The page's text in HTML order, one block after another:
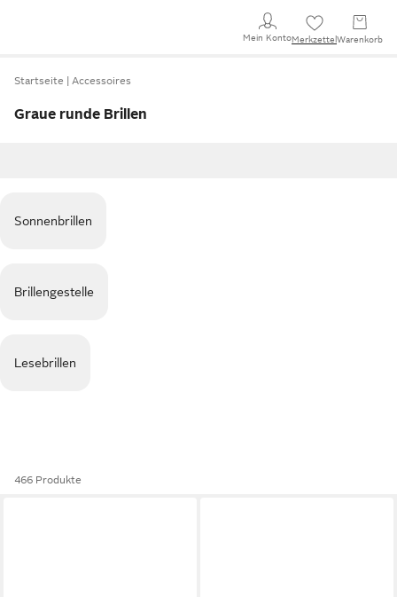
Mein KontoMerkzettel Warenkorb
Startseite Accessoires
Graue runde Brillen
Sonnenbrillen
Brillengestelle
Lesebrillen
466 Produkte